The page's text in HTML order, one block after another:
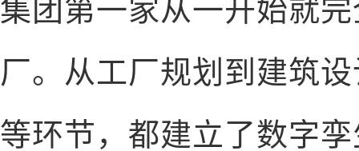
集团第一家从一开始就
厂。从工厂规划到建筑
等环节，都建立了数字